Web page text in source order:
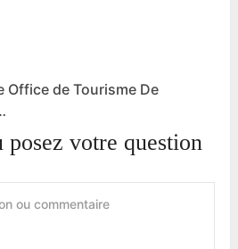
Office de Tourisme De
posez votre question